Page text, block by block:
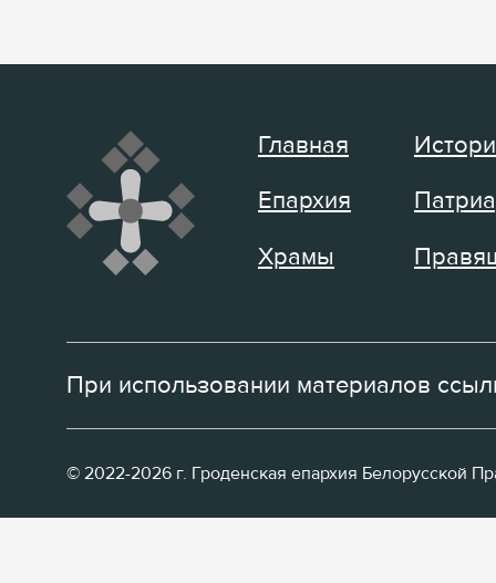
Главная
Епархия
Храмы
При использовании материалов
© 2022-2026 г. Гроденская епархия Белорусской